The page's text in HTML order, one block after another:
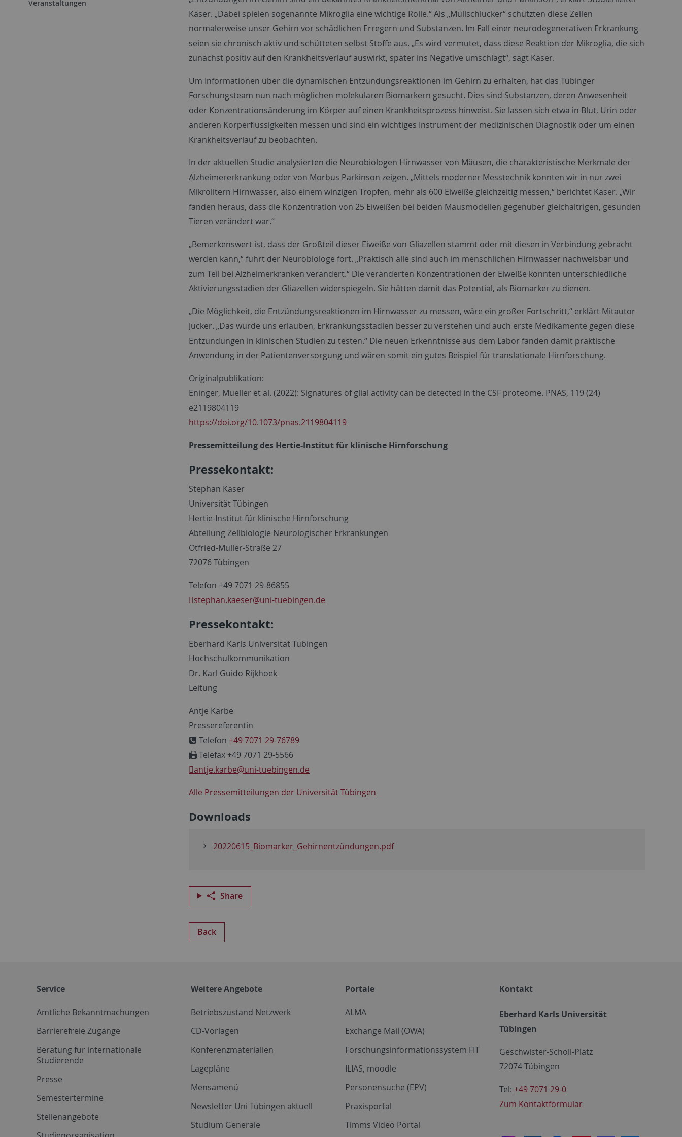
Veranstaltungen
Käser. „Dabei spielen sogenannte Mikroglia eine wichtige Rolle.“ Als „Müllschlucker“ schützten diese Zellen
normalerweise unser Gehirn vor schädlichen Erregern und Substanzen. Im Fall einer neurodegenerativen Erkrankung
seien sie chronisch aktiv und schütteten selbst Stoffe aus. „Es wird vermutet, dass diese Reaktion der Mikroglia, die sich
zunächst positiv auf den Krankheitsverlauf auswirkt, später ins Negative umschlägt“, sagt Käser.
Um Informationen über die dynamischen Entzündungsreaktionen im Gehirn zu erhalten, hat das Tübinger
Forschungsteam nun nach möglichen molekularen Biomarkern gesucht. Dies sind Substanzen, deren Anwesenheit
oder Konzentrationsänderung im Körper auf einen Krankheitsprozess hinweist. Sie lassen sich etwa in Blut, Urin oder
anderen Körperflüssigkeiten messen und sind ein wichtiges Instrument der medizinischen Diagnostik oder um einen
Krankheitsverlauf zu beobachten.
In der aktuellen Studie analysierten die Neurobiologen Hirnwasser von Mäusen, die charakteristische Merkmale der
Alzheimererkrankung oder von Morbus Parkinson zeigen. „Mittels moderner Messtechnik konnten wir in nur zwei
Mikrolitern Hirnwasser, also einem winzigen Tropfen, mehr als 600 Eiweiße gleichzeitig messen,“ berichtet Käser. „Wir
fanden heraus, dass die Konzentration von 25 Eiweißen bei beiden Mausmodellen gegenüber gleichaltrigen, gesunden
Tieren verändert war.“
„Bemerkenswert ist, dass der Großteil dieser Eiweiße von Gliazellen stammt oder mit diesen in Verbindung gebracht
werden kann,“ führt der Neurobiologe fort. „Praktisch alle sind auch im menschlichen Hirnwasser nachweisbar und
zum Teil bei Alzheimerkranken verändert.“ Die veränderten Konzentrationen der Eiweiße könnten unterschiedliche
Aktivierungsstadien der Gliazellen widerspiegeln. Sie hätten damit das Potential, als Biomarker zu dienen.
„Die Möglichkeit, die Entzündungsreaktionen im Hirnwasser zu messen, wäre ein großer Fortschritt,“ erklärt Mitautor
Jucker. „Das würde uns erlauben, Erkrankungsstadien besser zu verstehen und auch erste Medikamente gegen diese
Entzündungen in klinischen Studien zu testen.“ Die neuen Erkenntnisse aus dem Labor fänden damit praktische
Anwendung in der Patientenversorgung und wären somit ein gutes Beispiel für translationale Hirnforschung.
Originalpublikation:
Eninger, Mueller et al. (2022): Signatures of glial activity can be detected in the CSF proteome. PNAS, 119 (24)
e2119804119
https://doi.org/10.1073/pnas.2119804119
Pressemitteilung des Hertie-Institut für klinische Hirnforschung
Pressekontakt:
Stephan Käser
Universität Tübingen
Hertie-Institut für klinische Hirnforschung
Abteilung Zellbiologie Neurologischer Erkrankungen
Otfried-Müller-Straße 27
72076 Tübingen
Telefon +49 7071 29-86855
stephan.kaeser@uni-tuebingen.de
Pressekontakt:
Eberhard Karls Universität Tübingen
Hochschulkommunikation
Dr. Karl Guido Rijkhoek
Leitung
Antje Karbe
Pressereferentin
Telefon +49 7071 29-76789
Telefax +49 7071 29-5566
antje.karbe@uni-tuebingen.de
Alle Pressemitteilungen der Universität Tübingen
Downloads
20220615_Biomarker_Gehirnentzündungen.pdf
Share
Back
Service
Amtliche Bekanntmachungen
Barrierefreie Zugänge
Beratung für internationale
Studierende
Presse
Semestertermine
Stellenangebote
Weitere Angebote
Betriebszustand Netzwerk
CD-Vorlagen
Konferenzmaterialien
Lagepläne
Mensamenü
Newsletter Uni Tübingen aktuell
Studium Generale
Portale
ALMA
Exchange Mail (OWA)
Forschungsinformationssystem FIT
ILIAS, moodle
Personensuche (EPV)
Praxisportal
Timms Video Portal
Kontakt
Eberhard Karls Universität
Tübingen
Geschwister-Scholl-Platz
72074 Tübingen
Tel: +49 7071 29-0
Zum Kontaktformular